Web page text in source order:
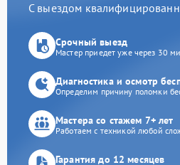
С выездом
Срочный выезд
Мастер приедет уже через 30
Диагностика и осмотр
Определим причину поломки
Мастера со стажем 7+ лет
Работаем с техникой любой
Гарантия до 12 месяцев